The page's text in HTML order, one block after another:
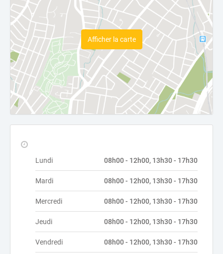
Afficher la carte
Lundi 08h00 - 12h00, 13h30 - 17h30
Mardi 08h00 - 12h00, 13h30 - 17h30
Mercredi 08h00 - 12h00, 13h30 - 17h30
Jeudi 08h00 - 12h00, 13h30 - 17h30
Vendredi 08h00 - 12h00, 13h30 - 17h30